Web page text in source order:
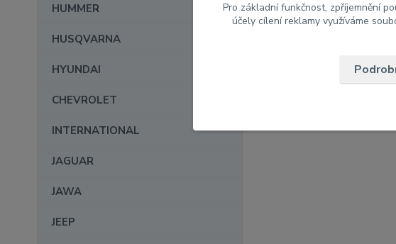
HUMMER
HUSQVARNA
HYUNDAI
CHEVROLET
INTERNATIONAL
JAGUAR
JAWA
JEEP
Pro základní funkčnost, zpříjemnění
účely cílení reklamy využíváme